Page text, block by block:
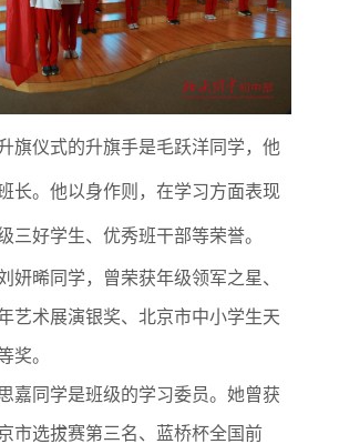
旗仪式的升旗手是毛跃洋同学，他
长。他以身作则，在学习方面表现
三好学生、优秀班干部等荣誉。
妍晞同学，曾荣获年级领军之星、
艺术展演银奖、北京市中小学生天
奖。
嘉同学是班级的学习委员。她曾获
市选拔赛第三名、蓝桥杯全国前